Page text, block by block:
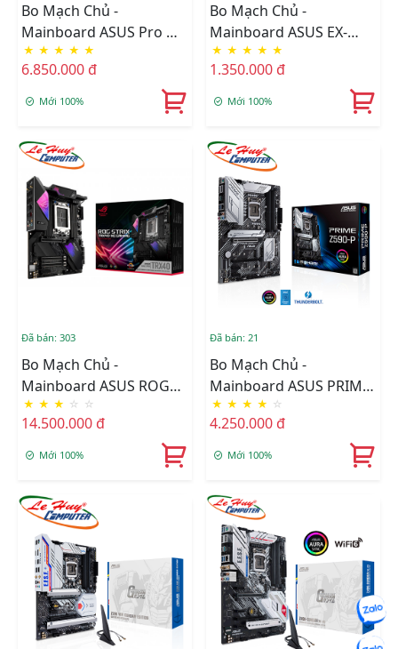
Bo Mạch Chủ -
Mainboard ASUS Pro WS
W480-ACE
★ ★ ★ ★ ★
6.850.000 đ
Mới 100%
Bo Mạch Chủ -
Mainboard ASUS EX-
B365M-V5 Renew BH 3
Năm
★ ★ ★ ★ ★
1.350.000 đ
Mới 100%
Đã bán: 303
Bo Mạch Chủ -
Mainboard ASUS ROG
STRIX TRX40-XE GAMING
★ ★ ★ ☆ ☆
14.500.000 đ
Mới 100%
Đã bán: 21
Bo Mạch Chủ -
Mainboard ASUS PRIME
Z590-P
★ ★ ★ ★ ☆
4.250.000 đ
Mới 100%